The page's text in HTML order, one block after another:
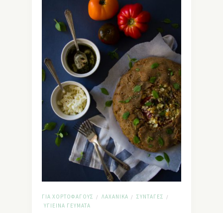
ΓΙΑ ΧΟΡΤΟΦΆΓΟΥΣ / ΛΑΧΑΝΙΚΆ / ΣΥΝΤΑΓΈΣ /
ΥΓΙΕΙΝΆ ΓΕΎΜΑΤΑ